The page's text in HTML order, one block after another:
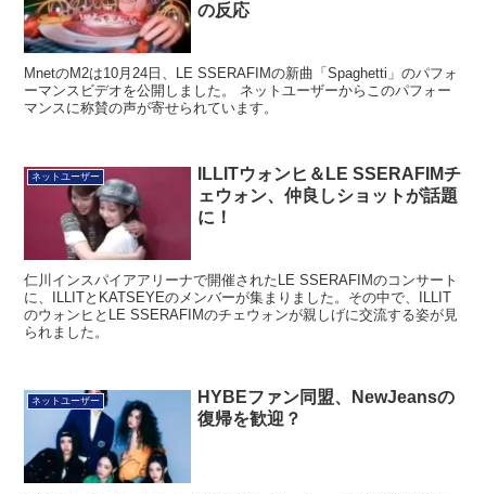
の反応
MnetのM2は10月24日、LE SSERAFIMの新曲「Spaghetti」のパフォ
ーマンスビデオを公開しました。 ネットユーザーからこのパフォー
マンスに称賛の声が寄せられています。
ネットユーザー
ILLITウォンヒ＆LE SSERAFIMチ
ェウォン、仲良しショットが話題
に！
仁川インスパイアアリーナで開催されたLE SSERAFIMのコンサート
に、ILLITとKATSEYEのメンバーが集まりました。その中で、ILLIT
のウォンヒとLE SSERAFIMのチェウォンが親しげに交流する姿が見
られました。
ネットユーザー
HYBEファン同盟、NewJeansの
復帰を歓迎？